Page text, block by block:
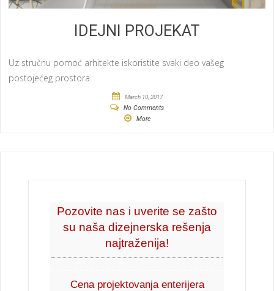
IDEJNI PROJEKAT
Uz stručnu pomoć arhitekte iskoristite svaki deo vašeg
postojećeg prostora.
March 10, 2017
No Comments
More
Pozovite nas i uverite se zašto
su naša dizejnerska rešenja
najtraženija!
Cena projektovanja enterijera